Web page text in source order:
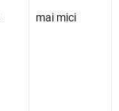
mai mici